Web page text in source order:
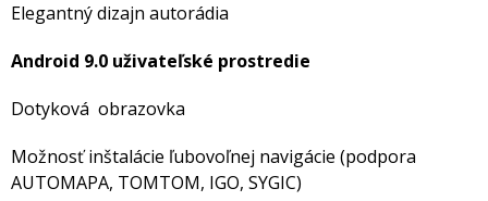
Elegantný dizajn autorádia
Android 9.0 uživateľské prostredie
Dotyková obrazovka
Možnosť inštalácie ľubovoľnej navigácie (podpora
AUTOMAPA, TOMTOM, IGO, SYGIC)